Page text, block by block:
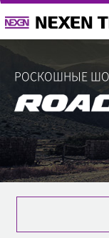
РОСКОШНЫЕ